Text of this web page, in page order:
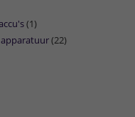
(1)
(22)